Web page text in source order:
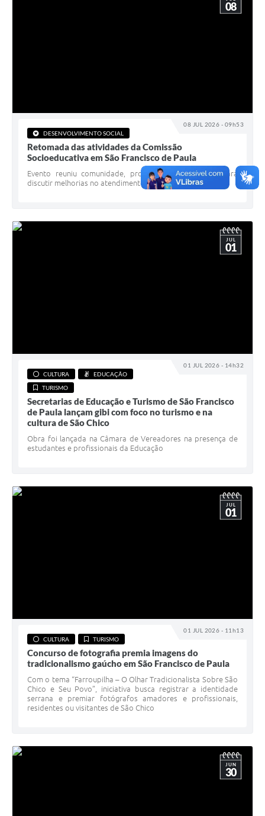
08 JUL 2026 - 09h53
08
DESENVOLVIMENTO SOCIAL
Retomada das atividades da Comissão
Socioeducativa em São Francisco de Paula
Evento reuniu comunidade, profissionais e gestores para
discutir melhorias no atendimento socioeducativo
01 JUL 2026 - 14h32
JUL
01
CULTURA
EDUCAÇÃO
TURISMO
Secretarias de Educação e Turismo de São Francisco
de Paula lançam gibi com foco no turismo e na
cultura de São Chico
Obra foi lançada na Câmara de Vereadores na presença de
estudantes e profissionais da Educação
01 JUL 2026 - 11h13
JUL
01
CULTURA TURISMO
Concurso de fotografia premia imagens do
tradicionalismo gaúcho em São Francisco de Paula
Com o tema “Farroupilha – O Olhar Tradicionalista Sobre São
Chico e Seu Povo”, iniciativa busca registrar a identidade
serrana e premiar fotógrafos amadores e profissionais,
residentes ou visitantes de São Chico
JUN
30